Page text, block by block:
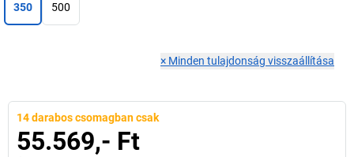
350 500
× Minden tulajdonság visszaállítása
14 darabos csomagban csak
55.569,- Ft